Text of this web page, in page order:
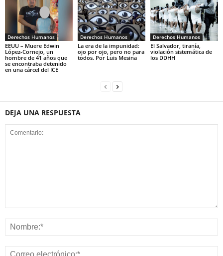
Derechos Humanos
EEUU – Muere Edwin
López-Cornejo, un
hombre de 41 años que
se encontraba detenido
en una cárcel del ICE
Derechos Humanos
La era de la impunidad:
ojo por ojo, pero no para
todos. Por Luis Mesina
Derechos Humanos
El Salvador, tiranía,
violación sistemática de
los DDHH
DEJA UNA RESPUESTA